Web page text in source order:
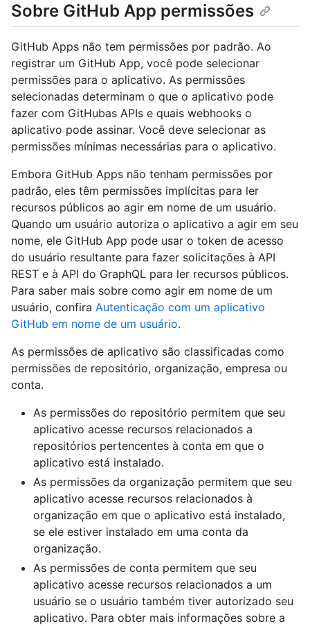
Sobre GitHub App permissões
GitHub Apps não tem permissões por padrão. Ao
registrar um GitHub App, você pode selecionar
permissões para o aplicativo. As permissões
selecionadas determinam o que o aplicativo pode
fazer com GitHubas APIs e quais webhooks o
aplicativo pode assinar. Você deve selecionar as
permissões mínimas necessárias para o aplicativo.
Embora GitHub Apps não tenham permissões por
padrão, eles têm permissões implícitas para ler
recursos públicos ao agir em nome de um usuário.
Quando um usuário autoriza o aplicativo a agir em seu
nome, ele GitHub App pode usar o token de acesso
do usuário resultante para fazer solicitações à API
REST e à API do GraphQL para ler recursos públicos.
Para saber mais sobre como agir em nome de um
usuário, confira Autenticação com um aplicativo
GitHub em nome de um usuário.
As permissões de aplicativo são classificadas como
permissões de repositório, organização, empresa ou
conta.
As permissões do repositório permitem que seu
aplicativo acesse recursos relacionados a
repositórios pertencentes à conta em que o
aplicativo está instalado.
As permissões da organização permitem que seu
aplicativo acesse recursos relacionados à
organização em que o aplicativo está instalado,
se ele estiver instalado em uma conta da
organização.
As permissões de conta permitem que seu
aplicativo acesse recursos relacionados a um
usuário se o usuário também tiver autorizado seu
aplicativo. Para obter mais informações sobre a